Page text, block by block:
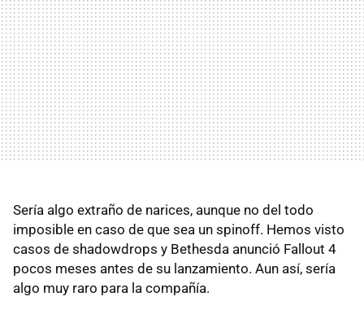
Sería algo extraño de narices, aunque no del todo
imposible en caso de que sea un spinoff. Hemos visto
casos de shadowdrops y Bethesda anunció Fallout 4
pocos meses antes de su lanzamiento. Aun así, sería
algo muy raro para la compañía.